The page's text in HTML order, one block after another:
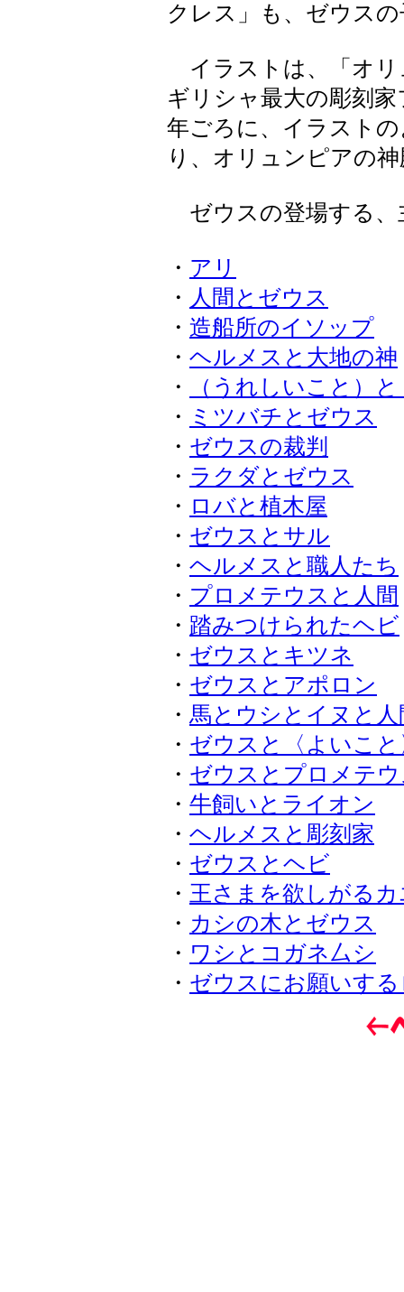
クレス」も、ゼウス
イラストは、「オリ
ギリシャ最大の彫刻
年ごろに、イラスト
り、オリュンピアの
ゼウスの登場する、
・ アリ
・ 人間とゼウス
・ 造船所のイソップ
・ ヘルメスと大地の神
・
（うれしいこと）
・ ミツバチとゼウス
・ ゼウスの裁判
・ ラクダとゼウス
・ ロバと植木屋
・ ゼウスとサル
・ ヘルメスと職人たち
・ プロメテウスと人間
・ 踏みつけられたヘビ
・ ゼウスとキツネ
・ ゼウスとアポロン
・ 馬とウシとイヌと人
・ ゼウスと〈よいこ
・ ゼウスとプロメテ
・ 牛飼いとライオン
・ ヘルメスと彫刻家
・ ゼウスとヘビ
・ 王さまを欲しがる
・ カシの木とゼウス
・ ワシとコガネ厶シ
・ ゼウスにお願いす